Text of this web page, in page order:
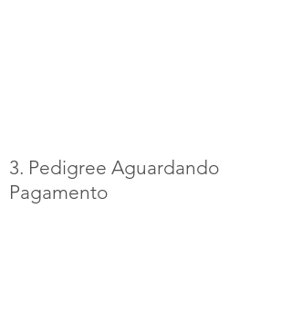
3. Pedigree Aguardando
Pagamento